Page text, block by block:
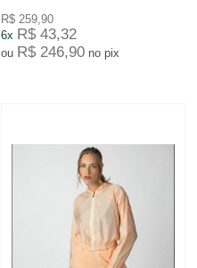
R$ 259,90
6x R$ 43,32
ou R$ 246,90 no pix